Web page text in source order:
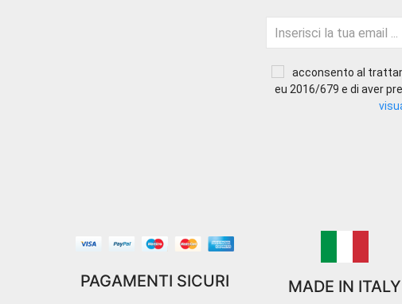
acconsento al
eu 2016/679 e di aver
PAGAMENTI SICURI MADE IN ITALY